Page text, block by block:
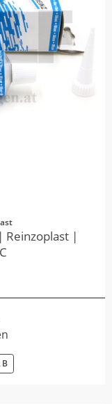
Reinzoplast |